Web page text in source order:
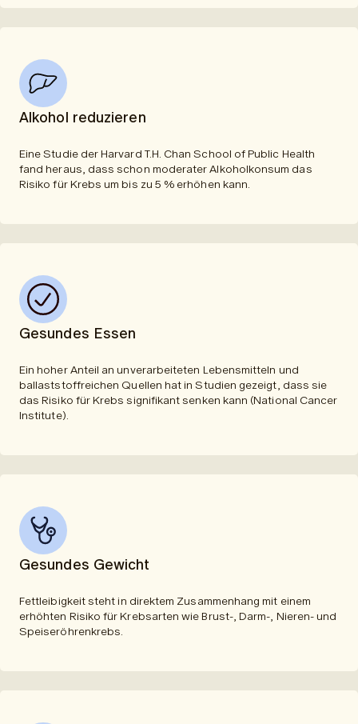
Alkohol reduzieren
Eine Studie der Harvard T.H. Chan School of Public Health
fand heraus, dass schon moderater Alkoholkonsum das
Risiko für Krebs um bis zu 5 % erhöhen kann.
Gesundes Essen
Ein hoher Anteil an unverarbeiteten Lebensmitteln und
ballaststoffreichen Quellen hat in Studien gezeigt, dass sie
das Risiko für Krebs signifikant senken kann (National Cancer
Institute).
Gesundes Gewicht
Fettleibigkeit steht in direktem Zusammenhang mit einem
erhöhten Risiko für Krebsarten wie Brust-, Darm-, Nieren- und
Speiseröhrenkrebs.